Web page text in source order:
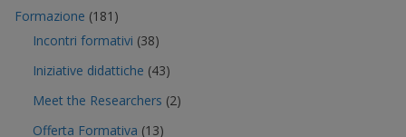
Formazione (181)
Incontri formativi (38)
Iniziative didattiche (43)
Meet the Researchers (2)
Offerta Formativa (13)